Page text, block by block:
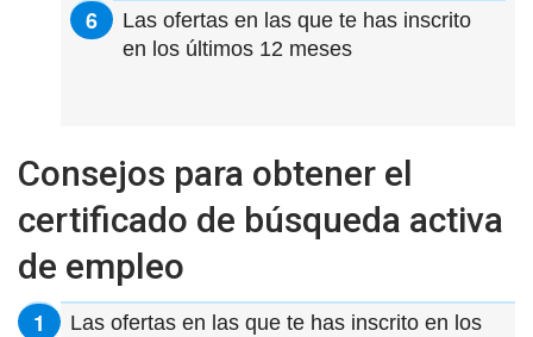
Las ofertas en las que te has inscrito
en los últimos 12 meses
Consejos para obtener el
certificado de búsqueda activa
de empleo
Las ofertas en las que te has inscrito en los